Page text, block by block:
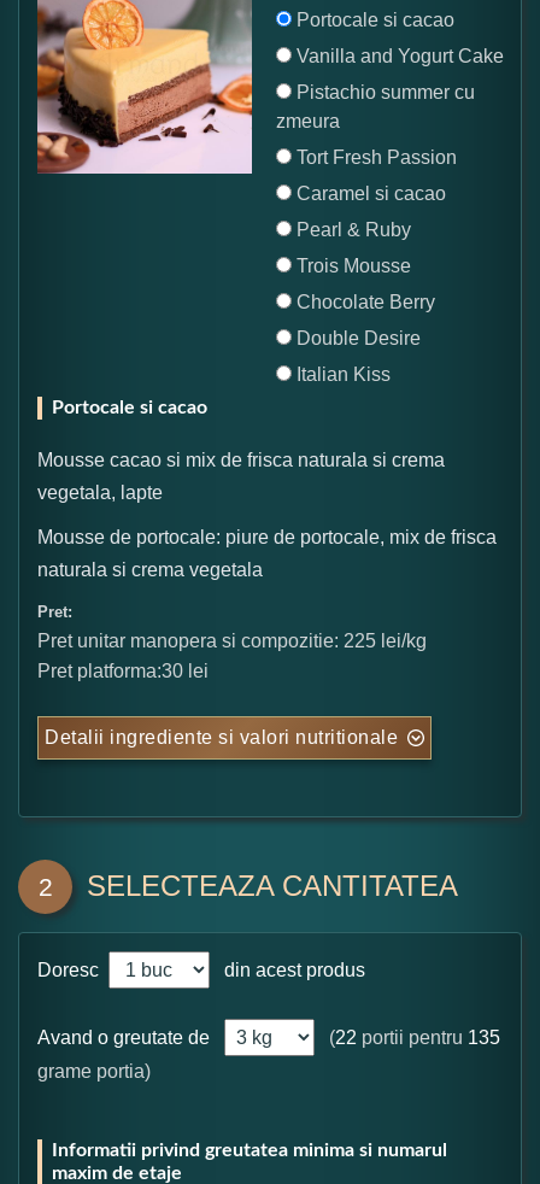
Portocale si cacao
Vanilla and Yogurt Cake
Pistachio summer cu
zmeura
Tort Fresh Passion
Caramel si cacao
Pearl & Ruby
Trois Mousse
Chocolate Berry
Double Desire
Italian Kiss
Portocale si cacao
Mousse cacao si mix de frisca naturala si crema
vegetala, lapte
Mousse de portocale: piure de portocale, mix de frisca
naturala si crema vegetala
Pret:
Pret unitar manopera si compozitie: 225 lei/kg
Pret platforma:30 lei
Detalii ingrediente si valori nutritionale
2 SELECTEAZA CANTITATEA
Doresc din acest produs
Avand o greutate de (22 portii pentru 135
grame portia)
Informatii privind greutatea minima si numarul
maxim de etaje